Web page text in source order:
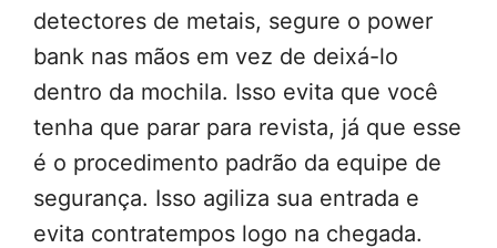
detectores de metais, segure o power
bank nas mãos em vez de deixá-lo
dentro da mochila. Isso evita que você
tenha que parar para revista, já que esse
é o procedimento padrão da equipe de
segurança. Isso agiliza sua entrada e
evita contratempos logo na chegada.